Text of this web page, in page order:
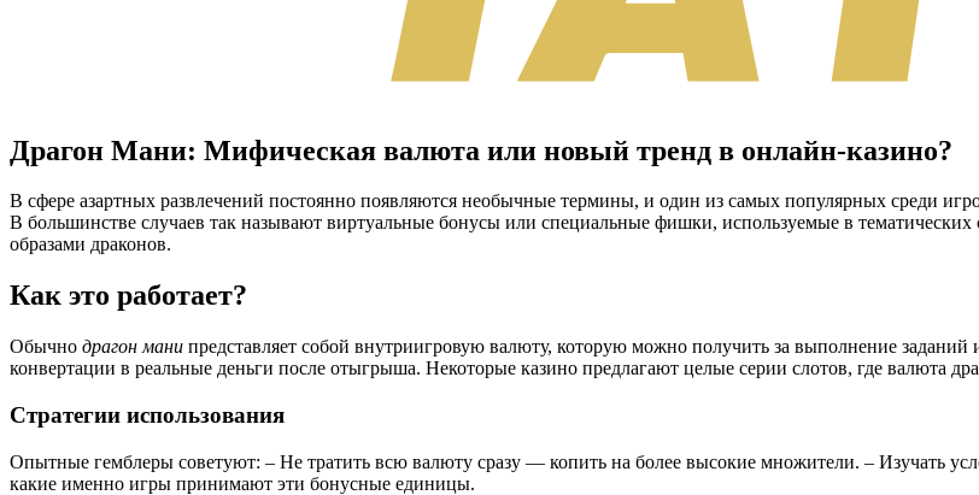
Драгон Мани: Мифическая валюта или новый тренд в онлайн-казино?
В сфере азартных развлечений постоянно появляются необычные термины, и один из самых популярных среди
В большинстве случаев так называют виртуальные бонусы или специальные фишки, используемые в
образами драконов.
Как это работает?
Обычно драгон мани представляет собой внутриигровую валюту, которую можно получить за выполнение
конвертации в реальные деньги после отыгрыша. Некоторые казино предлагают целые серии слотов, где валюта
Стратегии использования
Опытные гемблеры советуют: – Не тратить всю валюту сразу — копить на более высокие множители. – Изучать
какие именно игры принимают эти бонусные единицы.